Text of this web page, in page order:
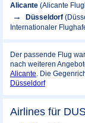
Alicante (Alicante
Düsseldorf
Internationaler
Der passende Flug
nach weiteren
Alicante . Die
Düsseldorf
Airlines für